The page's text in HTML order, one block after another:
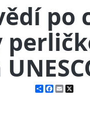
po
ShareFacebook
Email